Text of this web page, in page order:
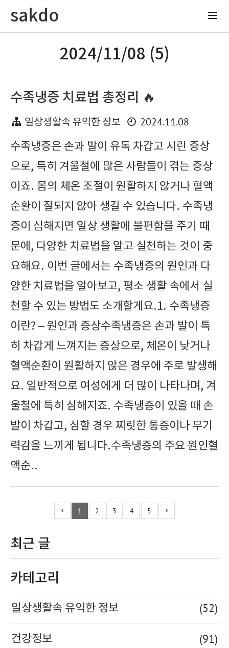
sakdo
2024/11/08 (5)
수족냉증 치료법 총정리 🔥
일상생활속 유익한 정보
2024.11.08
수족냉증은 손과 발이 유독 차갑고 시린 증상
으로, 특히 겨울철에 많은 사람들이 겪는 증상
이죠. 몸의 체온 조절이 원활하지 않거나 혈액
순환이 잘되지 않아 생길 수 있습니다. 수족냉
증이 심해지면 일상 생활에 불편함을 주기 때
문에, 다양한 치료법을 알고 실천하는 것이 중
요해요. 이번 글에서는 수족냉증의 원인과 다
양한 치료법을 알아보고, 평소 생활 속에서 실
천할 수 있는 방법도 소개할게요.1. 수족냉증
이란? – 원인과 증상수족냉증은 손과 발이 특
히 차갑게 느껴지는 증상으로, 체온이 낮거나
혈액순환이 원활하지 않은 경우에 주로 발생해
요. 일반적으로 여성에게 더 많이 나타나며, 겨
울철에 특히 심해지죠. 수족냉증이 있을 때 손
발이 차갑고, 심할 경우 찌릿한 통증이나 무기
력감을 느끼게 됩니다.수족냉증의 주요 원인혈
액순..
1 2 3 4 5
최근 글
카테고리
일상생활속 유익한 정보 (52)
건강정보 (91)